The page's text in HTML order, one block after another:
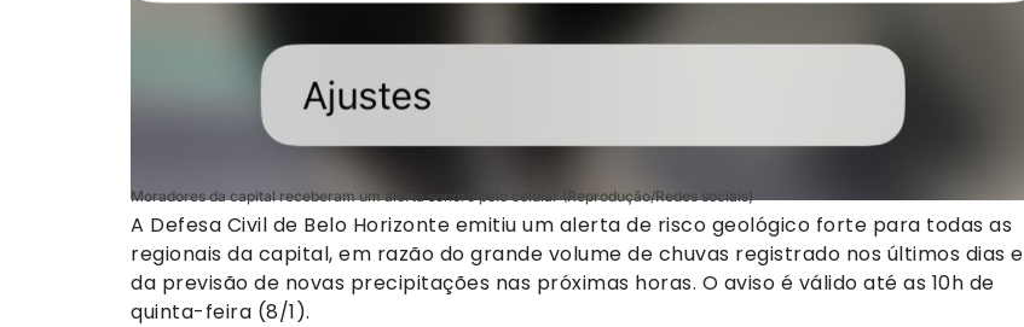
Moradores da capital receberam um alerta sonoro pelo celular (Reprodução/Redes sociais)
A Defesa Civil de Belo Horizonte emitiu um alerta de risco geológico forte para todas as
regionais da capital, em razão do grande volume de chuvas registrado nos últimos dias e
da previsão de novas precipitações nas próximas horas. O aviso é válido até as 10h de
quinta-feira (8/1).